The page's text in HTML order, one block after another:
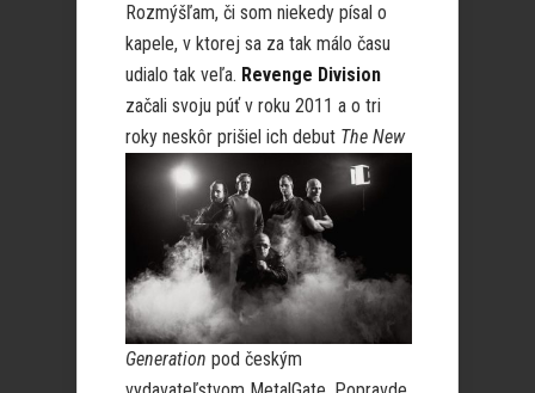
Rozmýšľam, či som niekedy písal o
kapele, v ktorej sa za tak málo času
udialo tak veľa. Revenge Division
začali svoju púť v roku 2011 a o tri
roky neskôr prišiel ich debut The New
Generation pod českým